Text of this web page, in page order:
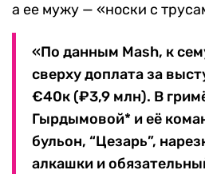
а ее мужу — «носки с
«По данным Mash, к
сверху доплата за
€40к (₽3,9 млн). В
Гырдымовой* и её
бульон, “Цезарь”,
алкашки и